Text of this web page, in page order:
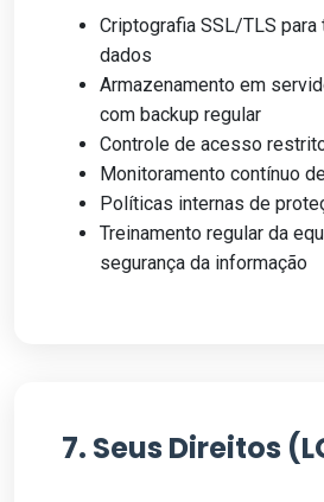
Criptografia SSL/TLS
dados
Armazenamento em
com backup regular
Controle de acesso
Monitoramento contínuo
Políticas internas de
Treinamento regular da
segurança da informação
7. Seus Direitos